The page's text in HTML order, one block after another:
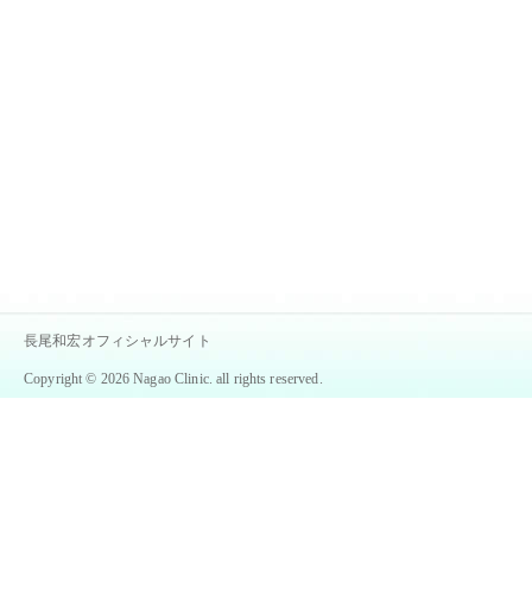
長尾和宏オフィシャルサイト
Copyright © 2026 Nagao Clinic. all rights reserved.